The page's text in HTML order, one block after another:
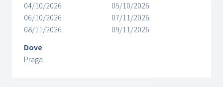
04/10/2026
05/10/2026
06/10/2026
07/11/2026
08/11/2026
09/11/2026
Dove
Praga